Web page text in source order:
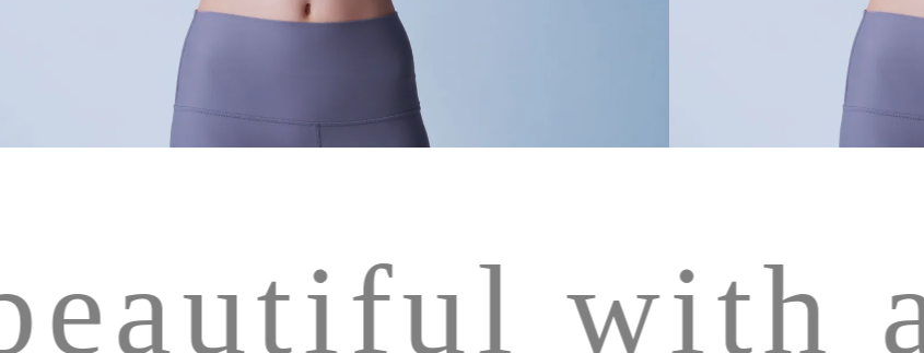
with a